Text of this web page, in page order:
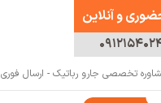
تخصصی جارو رباتیک - ارسال فوری
و آنلاین